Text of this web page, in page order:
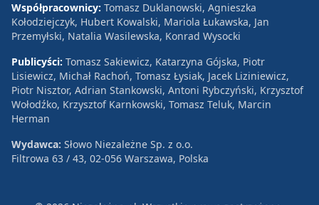
Współpracownicy: Tomasz Duklanowski, Agnieszka
Kołodziejczyk, Hubert Kowalski, Mariola Łukawska, Jan
Przemyłski, Natalia Wasilewska, Konrad Wysocki
Publicyści: Tomasz Sakiewicz, Katarzyna Gójska, Piotr
Lisiewicz, Michał Rachoń, Tomasz Łysiak, Jacek Liziniewicz,
Piotr Nisztor, Adrian Stankowski, Antoni Rybczyński, Krzysztof
Wołodźko, Krzysztof Karnkowski, Tomasz Teluk, Marcin
Herman
Wydawca: Słowo Niezależne Sp. z o.o.
Filtrowa 63 / 43, 02-056 Warszawa, Polska